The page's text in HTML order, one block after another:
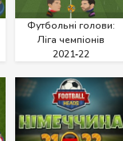
Футбольні голови:
Ліга чемпіонів
2021‑22